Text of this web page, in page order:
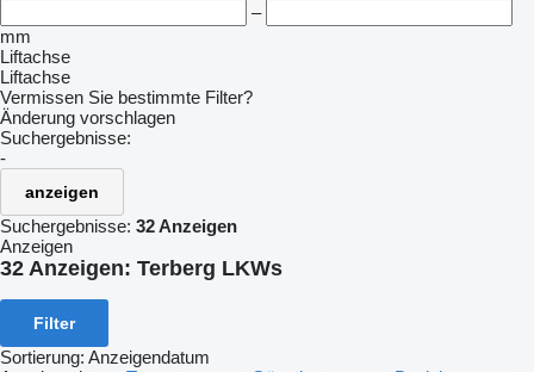
–
mm
Liftachse
Liftachse
Vermissen Sie bestimmte Filter?
Änderung vorschlagen
Suchergebnisse:
-
anzeigen
Suchergebnisse: 32 Anzeigen
Anzeigen
32 Anzeigen: Terberg LKWs
Filter
Sortierung: Anzeigendatum